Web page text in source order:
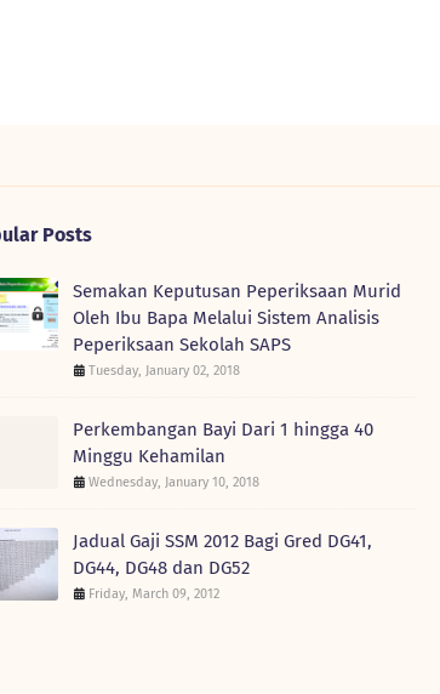
Posts
Semakan Keputusan Peperiksaan Murid
Oleh Ibu Bapa Melalui Sistem Analisis
Peperiksaan Sekolah SAPS
Tuesday, January 02, 2018
Perkembangan Bayi Dari 1 hingga 40
Minggu Kehamilan
Wednesday, January 10, 2018
Jadual Gaji SSM 2012 Bagi Gred DG41,
DG44, DG48 dan DG52
Friday, March 09, 2012